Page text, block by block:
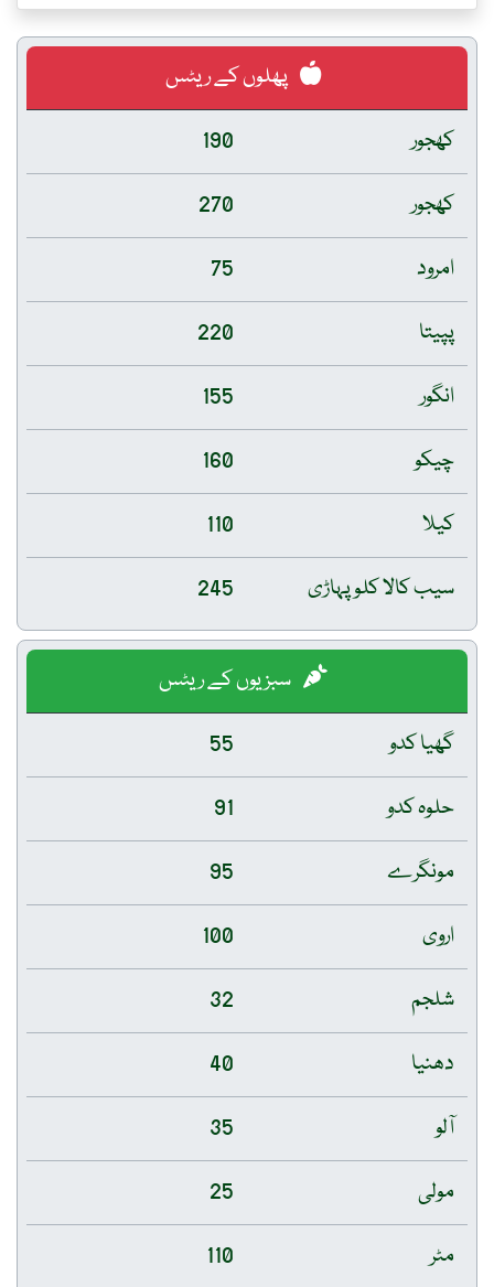
پھلوں کے ریٹس
کھجور
190
کھجور
270
امرود
75
پپیتا
220
انگور
155
چیکو
160
کیلا
110
سیب کالا کلو پہاڑی
245
سبزیوں کے ریٹس
گھیا کدو
55
حلوہ کدو
91
مونگرے
95
اروی
100
شلجم
32
دھنیا
40
آلو
35
مولی
25
مٹر
110